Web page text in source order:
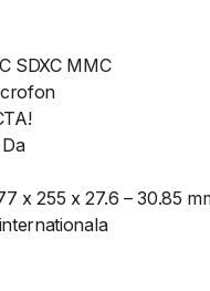
SDXC MMC
x 255 x 27.6 – 30.85